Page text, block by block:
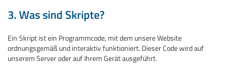
3. Was sind Skripte?
Ein Skript ist ein Programmcode, mit dem unsere Website
ordnungsgemäß und interaktiv funktioniert. Dieser Code wird auf
unserem Server oder auf Ihrem Gerät ausgeführt.